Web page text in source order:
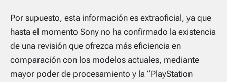
Por supuesto, esta información es extraoficial, ya que
hasta el momento Sony no ha confirmado la existencia
de una revisión que ofrezca más eficiencia en
comparación con los modelos actuales, mediante
mayor poder de procesamiento y la “PlayStation